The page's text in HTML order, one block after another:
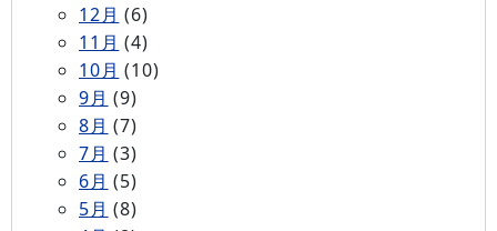
12月 (6)
11月 (4)
10月 (10)
9月 (9)
8月 (7)
7月 (3)
6月 (5)
5月 (8)